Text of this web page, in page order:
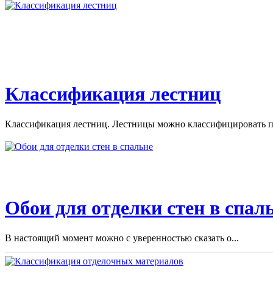
Классификация лестниц
Классификация лестниц. Лестницы можно классифицировать
Обои для отделки стен в
В настоящий момент можно с уверенностью сказать о...